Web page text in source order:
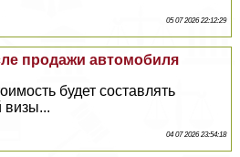
05 07 2026 22:12:29
продажи автомобиля
будет составлять
визы...
04 07 2026 23:54:18